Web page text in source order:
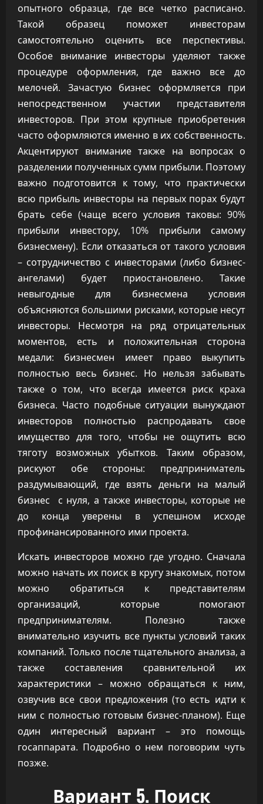
опытного образца, где все четко расписано.
Такой образец поможет инвесторам
самостоятельно оценить все перспективы.
Особое внимание инвесторы уделяют также
процедуре оформления, где важно все до
мелочей. Зачастую бизнес оформляется при
непосредственном участии представителя
инвесторов. При этом крупные приобретения
часто оформляются именно в их собственность.
Акцентируют внимание также на вопросах о
разделении полученных сумм прибыли. Поэтому
важно подготовится к тому, что практически
всю прибыль инвесторы на первых порах будут
брать себе (чаще всего условия таковы: 90%
прибыли инвестору, 10% прибыли самому
бизнесмену). Если отказаться от такого условия
– сотрудничество с инвесторами (либо бизнес-
ангелами) будет приостановлено. Такие
невыгодные для бизнесмена условия
объясняются большими рисками, которые несут
инвесторы. Несмотря на ряд отрицательных
моментов, есть и положительная сторона
медали: бизнесмен имеет право выкупить
полностью весь бизнес. Но нельзя забывать
также о том, что всегда имеется риск краха
бизнеса. Часто подобные ситуации вынуждают
инвесторов полностью распродавать свое
имущество для того, чтобы не ощутить всю
тяготу возможных убытков. Таким образом,
рискуют обе стороны: предприниматель
раздумывающий, где взять деньги на малый
бизнес с нуля, а также инвесторы, которые не
до конца уверены в успешном исходе
профинансированного ими проекта.
Искать инвесторов можно где угодно. Сначала
можно начать их поиск в кругу знакомых, потом
можно обратиться к представителям
организаций, которые помогают
предпринимателям. Полезно также
внимательно изучить все пункты условий таких
компаний. Только после тщательного анализа, а
также составления сравнительной их
характеристики – можно обращаться к ним,
озвучив все свои предложения (то есть идти к
ним с полностью готовым бизнес-планом). Еще
один интересный вариант – это помощь
госаппарата. Подробно о нем поговорим чуть
позже.
Вариант 5. Поиск